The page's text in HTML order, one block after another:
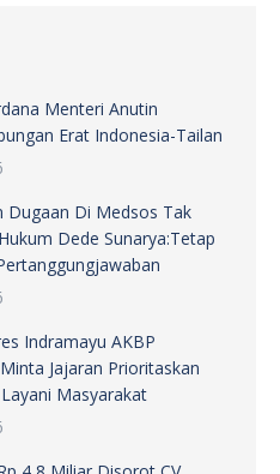
Menteri Anutin
Erat Indonesia-Tailan
Dugaan Di Medsos Tak
Dede Sunarya:Tetap
Indramayu AKBP
Jajaran Prioritaskan
Masyarakat